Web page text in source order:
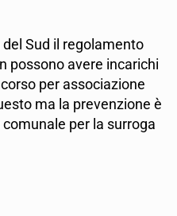
Sud il regolamento
possono avere incarichi
per associazione
ma la prevenzione è
per la surroga